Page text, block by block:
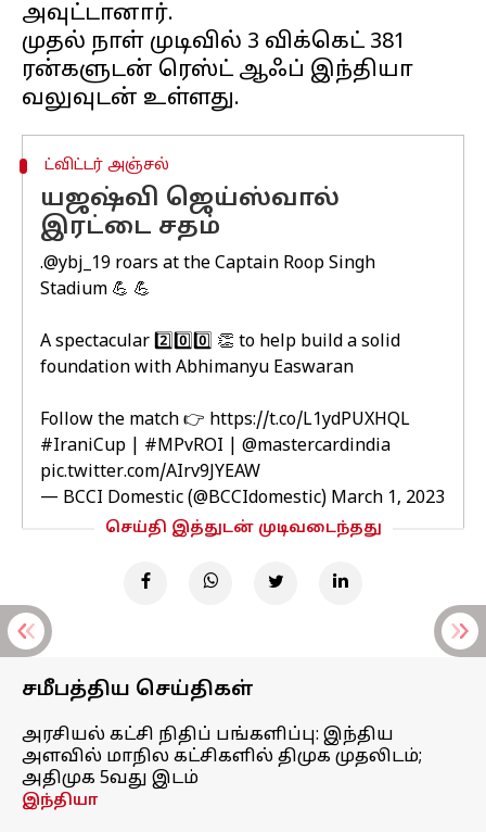
அவுட்டானார்.
முதல் நாள் முடிவில் 3 விக்கெட் 381
ரன்களுடன் ரெஸ்ட் ஆஃப் இந்தியா
ட்விட்டர் அஞ்சல்
யஜஷ்வி ஜெய்ஸ்வால்
இரட்டை சதம்
.@ybj_19 roars at the Captain Roop Singh
Stadium 💪 💪
A spectacular 2️⃣0️⃣0️⃣ 👏 to help build a solid
foundation with Abhimanyu Easwaran
Follow the match 👉 https://t.co/L1ydPUXHQL
#IraniCup
#MPvROI
@mastercardindia
pic.twitter.com/AIrv9JYEAW
— BCCI Domestic (@BCCIdomestic) March 1, 2023
செய்தி இத்துடன் முடிவடைந்தது
சமீபத்திய செய்திகள்
அரசியல் கட்சி நிதிப் பங்களிப்பு: இந்திய
அளவில் மாநில கட்சிகளில் திமுக முதலிடம்;
அதிமுக 5வது இடம்
இந்தியா